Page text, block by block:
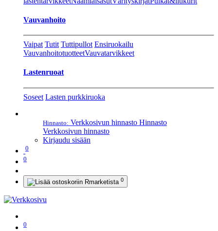
Vauvanhoito
Vaipat Tutit Tuttipullot Ensiruokailu
VauvanhoitotuotteetVauvatarvikkeet
Lastenruoat
Soseet Lasten purkkiruoka
Hinnasto: Verkkosivun hinnasto Hinnasto
Verkkosivun hinnasto
Kirjaudu sisään
0
0
0
0